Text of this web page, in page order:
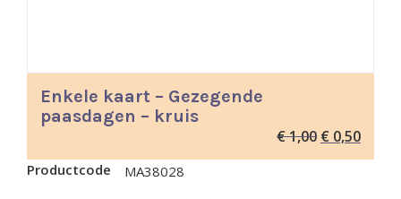
Enkele kaart – Gezegende
paasdagen – kruis
€1,00 € 0,50
Productcode MA38028